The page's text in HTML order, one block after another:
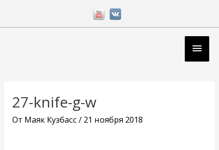
27-knife-g-w
От Маяк Кузбасс/ 21 ноября 2018
записям